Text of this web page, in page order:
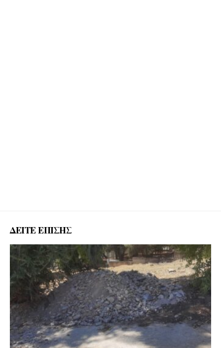
ΔΕΙΤΕ ΕΠΙΣΗΣ